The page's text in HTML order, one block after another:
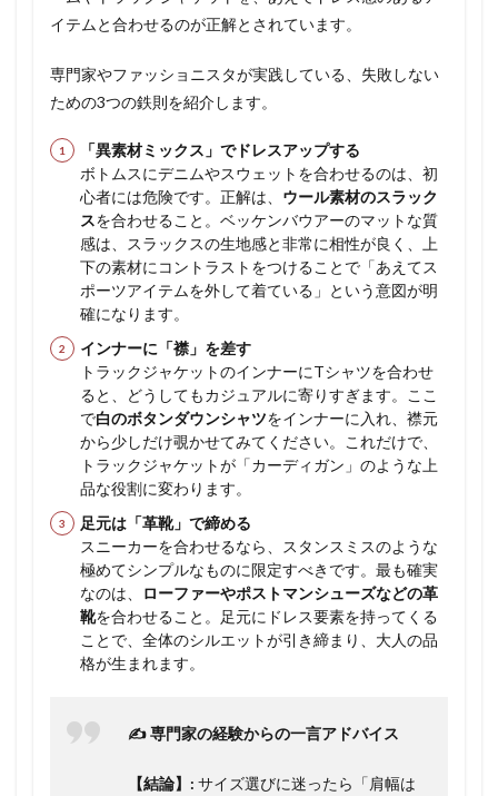
イテムと合わせるのが正解とされています。
専門家やファッショニスタが実践している、失敗しない
ための3つの鉄則を紹介します。
「異素材ミックス」でドレスアップする
ボトムスにデニムやスウェットを合わせるのは、初
心者には危険です。正解は、 ウール素材のスラック
スを合わせること。ベッケンバウアーのマットな質
感は、スラックスの生地感と非常に相性が良く、上
下の素材にコントラストをつけることで「あえてス
ポーツアイテムを外して着ている」という意図が明
確になります。
インナーに「襟」を差す
トラックジャケットのインナーにTシャツを合わせ
ると、どうしてもカジュアルに寄りすぎます。ここ
で白のボタンダウンシャツをインナーに入れ、襟元
から少しだけ覗かせてみてください。これだけで、
トラックジャケットが「カーディガン」のような上
品な役割に変わります。
足元は「革靴」で締める
スニーカーを合わせるなら、スタンスミスのような
極めてシンプルなものに限定すべきです。最も確実
なのは、
ローファーやポストマンシューズなどの革
靴を合わせること。足元にドレス要素を持ってくる
ことで、全体のシルエットが引き締まり、大人の品
格が生まれます。
✍️ 専門家の経験からの一言アドバイス
【結論】: サイズ選びに迷ったら「肩幅は